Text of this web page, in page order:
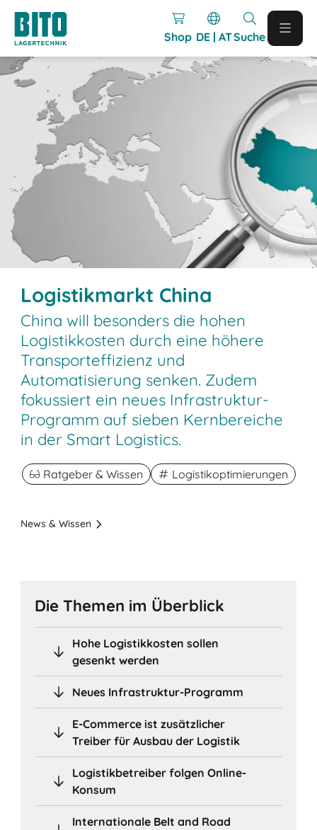
Shop DE | ATSuche
Logistikmarkt China
China will besonders die hohen
Logistikkosten durch eine höhere
Transporteffizienz und
Automatisierung senken. Zudem
fokussiert ein neues Infrastruktur-
Programm auf sieben Kernbereiche
in der Smart Logistics.
Ratgeber & Wissen Logistikoptimierungen
News & Wissen
Die Themen im Überblick
Hohe Logistikkosten sollen
gesenkt werden
Neues Infrastruktur-Programm
E-Commerce ist zusätzlicher
Treiber für Ausbau der Logistik
Logistikbetreiber folgen Online-
Konsum
Internationale Belt and Road